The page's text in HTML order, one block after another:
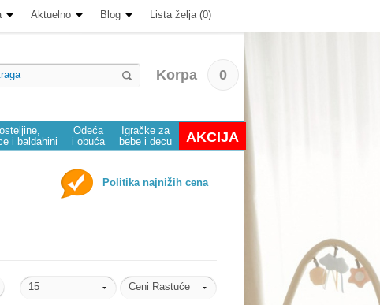
Aktuelno Blog Lista želja (0)
Korpa 0
i baldahini
Odeća
i obuća
Igračke za
bebe i decu
AKCIJA
Politika najnižih cena